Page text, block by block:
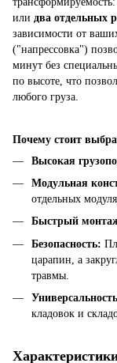
или два отдельных
зависимости от
("напрессовка")
минут без
по высоте, что
любого груза.
Почему стоит
Высокая
Модульная
отдельных
Быстрый
Безопасность:
царапин, а
травмы.
кладовок и